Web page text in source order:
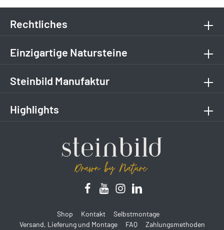
Rechtliches
Einzigartige Natursteine
Steinbild Manufaktur
Highlights
Shop Kontakt
Selbstmontage
Versand, Lieferung und Montage
FAQ Zahlungsmethoden